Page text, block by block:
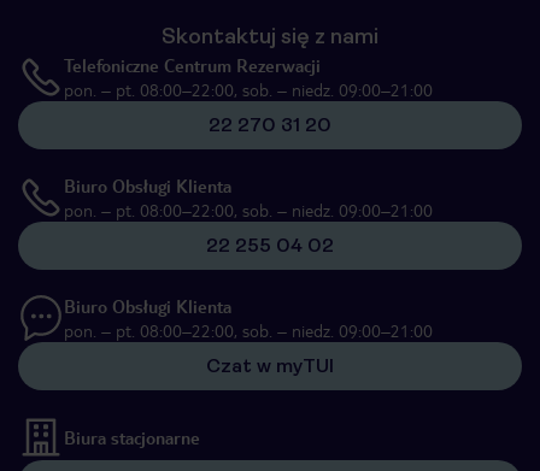
Skontaktuj się z nami
Telefoniczne Centrum Rezerwacji
pon. – pt. 08:00–22:00, sob. – niedz. 09:00–21:00
22 270 31 20
Biuro Obsługi Klienta
pon. – pt. 08:00–22:00, sob. – niedz. 09:00–21:00
22 255 04 02
Biuro Obsługi Klienta
pon. – pt. 08:00–22:00, sob. – niedz. 09:00–21:00
Czat w myTUI
Biura stacjonarne